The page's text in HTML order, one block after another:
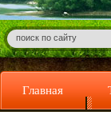
Главная